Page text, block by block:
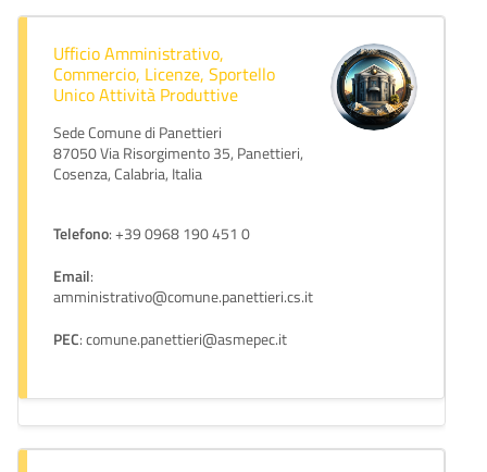
Ufficio Amministrativo,
Commercio, Licenze, Sportello
Unico Attività Produttive
Sede Comune di Panettieri
87050 Via Risorgimento 35, Panettieri,
Cosenza, Calabria, Italia
Telefono: +39 0968 190 451 0
Email:
amministrativo@comune.panettieri.cs.it
PEC: comune.panettieri@asmepec.it